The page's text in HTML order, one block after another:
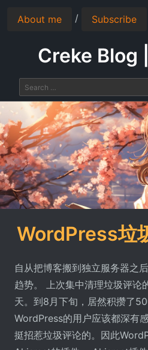
About me / Subscribe
Creke Blog
WordPress垃
自从把博客搬到独立服务器之
趋势。 上次集中清理垃圾评论
天。到8月下旬，居然积攒了
WordPress的用户应该都深有
挺招惹垃圾评论的。因此